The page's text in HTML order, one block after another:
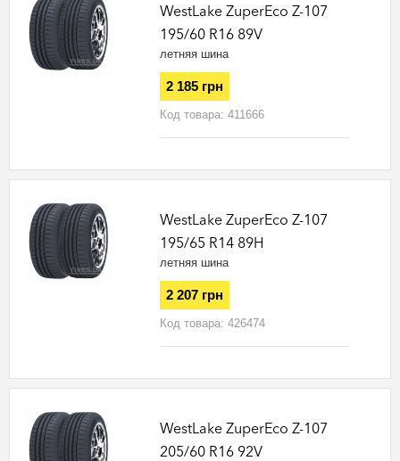
WestLake ZuperEco Z-107
195/60 R16 89V
летняя шина
2 185 грн
Код товара:411666
WestLake ZuperEco Z-107
195/65 R14 89H
летняя шина
2 207 грн
Код товара:426474
WestLake ZuperEco Z-107
205/60 R16 92V